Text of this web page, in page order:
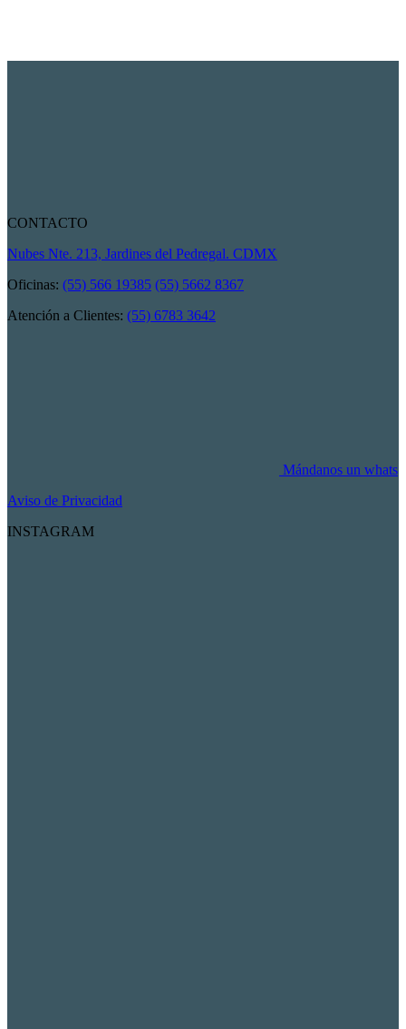
CONTACTO
Nubes Nte. 213, Jardines del Pedregal. CDMX
Oficinas: (55) 566 19385 (55) 5662 8367
Atención a Clientes: (55) 6783 3642
Mándanos un whats
Aviso de Privacidad
INSTAGRAM